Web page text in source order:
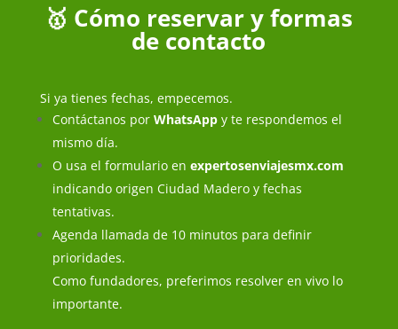
🥇 Cómo reservar y formas
de contacto
Si ya tienes fechas, empecemos.
Contáctanos por WhatsAppy te respondemos el
mismo día.
O usa el formulario en expertosenviajesmx.com
indicando origen Ciudad Madero y fechas
tentativas.
Agenda llamada de 10 minutos para definir
prioridades.
Como fundadores, preferimos resolver en vivo lo
importante.